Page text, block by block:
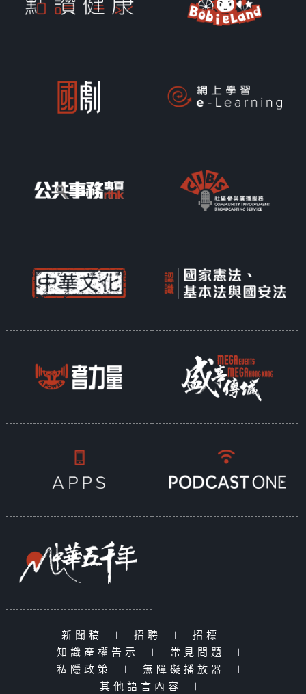
新聞稿 | 招聘 | 招標
|
知識產權告示
| 常見問題
|
私隱政策
| 無障礙播放器
|
其他語言內容
|